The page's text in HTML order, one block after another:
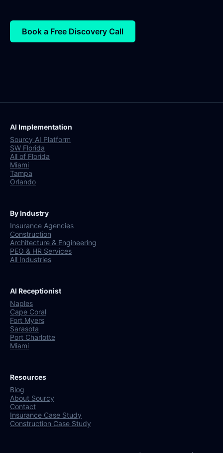
Book a Free Discovery Call
AI Implementation
Sourcy AI Platform
SW Florida
All of Florida
Miami
Tampa
Orlando
By Industry
Insurance Agencies
Construction
Architecture & Engineering
PEO & HR Services
All Industries
AI Receptionist
Naples
Cape Coral
Fort Myers
Sarasota
Port Charlotte
Miami
Resources
Blog
About Sourcy
Contact
Insurance Case Study
Construction Case Study